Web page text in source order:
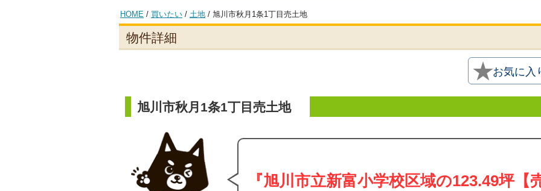
HOME / 買いたい / 土地 / 旭川市秋月1条1丁目売土地
物件詳細
★お気に入
旭川市秋月1条1丁目売土地
『旭川市立新富小学校区域の123.49坪【